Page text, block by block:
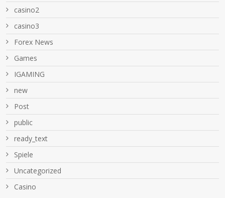
casino2
casino3
Forex News
Games
IGAMING
new
Post
public
ready_text
Spiele
Uncategorized
Сasino